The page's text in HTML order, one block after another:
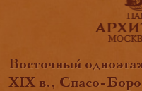
Восточный
XIX в., Спасо-